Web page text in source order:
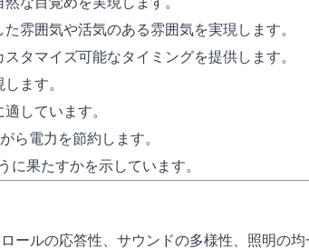
雰囲気や活気のある雰囲気を実現します。
タマイズ可能なタイミングを提供します。
ます。
しています。
ら電力を節約します。
に果たすかを示しています。
ルの応答性、サウンドの多様性、照明の均